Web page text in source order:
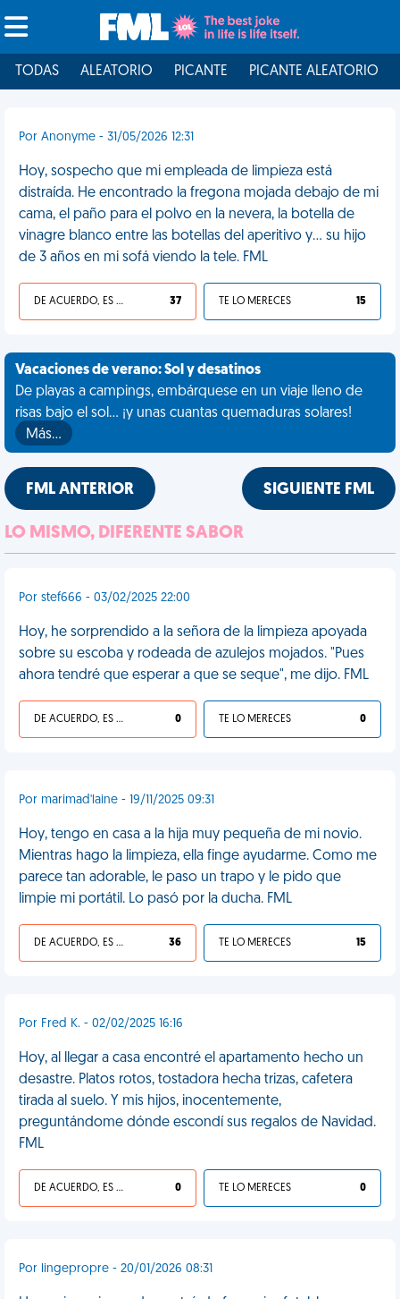
TODAS ALEATORIO PICANTE PICANTE ALEATORIO
Por Anonyme - 31/05/2026 12:31
Hoy, sospecho que mi empleada de limpieza está
distraída. He encontrado la fregona mojada debajo de mi
cama, el paño para el polvo en la nevera, la botella de
vinagre blanco entre las botellas del aperitivo y... su hijo
de 3 años en mi sofá viendo la tele. FML
DE ACUERDO, ES UNA VIDA HP 37 TE LO MERECES 15
Vacaciones de verano: Sol y desatinos
De playas a campings, embárquese en un viaje lleno de
risas bajo el sol... ¡y unas cuantas quemaduras solares!
Más…
FML ANTERIOR SIGUIENTE FML
LO MISMO, DIFERENTE SABOR
Por stef666 - 03/02/2025 22:00
Hoy, he sorprendido a la señora de la limpieza apoyada
sobre su escoba y rodeada de azulejos mojados. "Pues
ahora tendré que esperar a que se seque", me dijo. FML
DE ACUERDO, ES UNA VIDA HP 0 TE LO MERECES 0
Por marimad'laine - 19/11/2025 09:31
Hoy, tengo en casa a la hija muy pequeña de mi novio.
Mientras hago la limpieza, ella finge ayudarme. Como me
parece tan adorable, le paso un trapo y le pido que
limpie mi portátil. Lo pasó por la ducha. FML
DE ACUERDO, ES UNA VIDA HP 36 TE LO MERECES 15
Por Fred K. - 02/02/2025 16:16
Hoy, al llegar a casa encontré el apartamento hecho un
desastre. Platos rotos, tostadora hecha trizas, cafetera
tirada al suelo. Y mis hijos, inocentemente,
preguntándome dónde escondí sus regalos de Navidad.
FML
DE ACUERDO, ES UNA VIDA HP 0 TE LO MERECES 0
Por lingepropre - 20/01/2026 08:31